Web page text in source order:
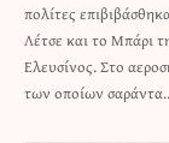
πολίτες
Λέτσε και το Μπάρι
Ελευσίνος. Στο
των οποίων